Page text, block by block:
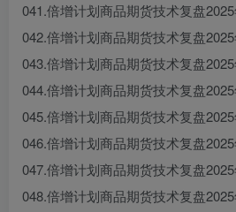
041.倍增计划商品期货技术复盘
042.倍增计划商品期货技术复盘
043.倍增计划商品期货技术复盘
044.倍增计划商品期货技术复盘
045.倍增计划商品期货技术复盘
046.倍增计划商品期货技术复盘
047.倍增计划商品期货技术复盘
048.倍增计划商品期货技术复盘